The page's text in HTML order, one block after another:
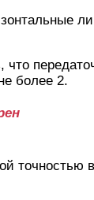
что
более 2.